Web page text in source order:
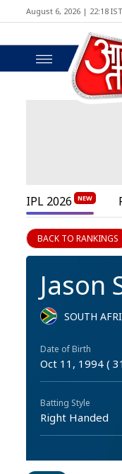
August 6, 2026 | 22:18 IST
BT
IPL 2026
BACK TO RANKINGS
Jason
SOUTH
Date of Birth
Oct 11, 1994 (
Batting Style
Right Handed